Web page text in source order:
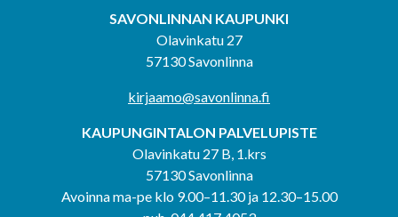
SAVONLINNAN KAUPUNKI
Olavinkatu 27
57130 Savonlinna
kirjaamo@savonlinna.fi
KAUPUNGINTALON PALVELUPISTE
Olavinkatu 27 B, 1.krs
57130 Savonlinna
Avoinna ma-pe klo 9.00–11.30 ja 12.30–15.00